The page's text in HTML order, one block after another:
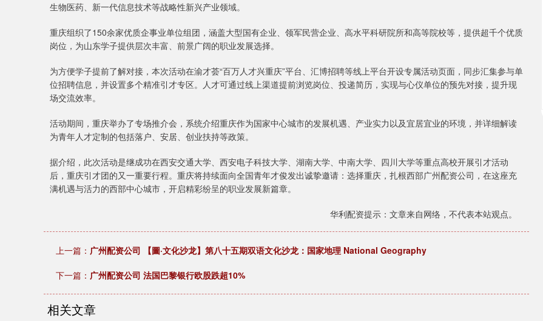
生物医药、新一代信息技术等战略性新兴产业领域。
重庆组织了150余家优质企事业单位组团，涵盖大型国有企业、领军民营企业、高水平科研院所和高等院校等，提供超千个优质
岗位，为山东学子提供层次丰富、前景广阔的职业发展选择。
为方便学子提前了解对接，本次活动在渝才荟“百万人才兴重庆”平台、汇博招聘等线上平台开设专属活动页面，同步汇集参与单
位招聘信息，并设置多个精准引才专区。人才可通过线上渠道提前浏览岗位、投递简历，实现与心仪单位的预先对接，提升现
场交流效率。
活动期间，重庆举办了专场推介会，系统介绍重庆作为国家中心城市的发展机遇、产业实力以及宜居宜业的环境，并详细解读
为青年人才定制的包括落户、安居、创业扶持等政策。
据介绍，此次活动是继成功在西安交通大学、西安电子科技大学、湖南大学、中南大学、四川大学等重点高校开展引才活动
后，重庆引才团的又一重要行程。重庆将持续面向全国青年才俊发出诚挚邀请：选择重庆，扎根西部广州配资公司，在这座充
满机遇与活力的西部中心城市，开启精彩纷呈的职业发展新篇章。
华利配资提示：文章来自网络，不代表本站观点。
上一篇： 广州配资公司 【圖·文化沙龙】第八十五期双语文化沙龙：国家地理 National Geography
下一篇： 广州配资公司 法国巴黎银行欧股跌超10%
相关文章